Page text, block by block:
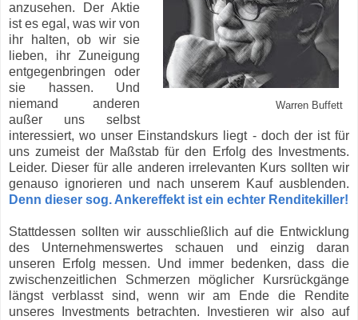
Warren Buffett
anzusehen. Der Aktie
ist es egal, was wir von
ihr halten, ob wir sie
lieben, ihr Zuneigung
entgegenbringen oder
sie hassen. Und
niemand anderen
außer uns selbst
interessiert, wo unser Einstandskurs liegt - doch der ist für
uns zumeist der Maßstab für den Erfolg des Investments.
Leider. Dieser für alle anderen irrelevanten Kurs sollten wir
genauso ignorieren und nach unserem Kauf ausblenden.
Denn dieser sog. Ankereffekt ist ein echter Renditekiller!
Stattdessen sollten wir ausschließlich auf die Entwicklung
des Unternehmenswertes schauen und einzig daran
unseren Erfolg messen. Und immer bedenken, dass die
zwischenzeitlichen Schmerzen möglicher Kursrückgänge
längst verblasst sind, wenn wir am Ende die Rendite
unseres Investments betrachten. Investieren wir also auf